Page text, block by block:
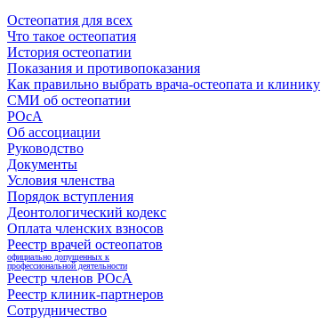
Остеопатия для всех
Что такое остеопатия
История остеопатии
Показания и противопоказания
Как правильно выбрать врача-остеопата и клинику
СМИ об остеопатии
РОсА
Об ассоциации
Руководство
Документы
Условия членства
Порядок вступления
Деонтологический кодекс
Оплата членских взносов
Реестр врачей остеопатов
официально допущенных к
профессиональной деятельности
Реестр членов РОсА
Реестр клиник-партнеров
Сотрудничество